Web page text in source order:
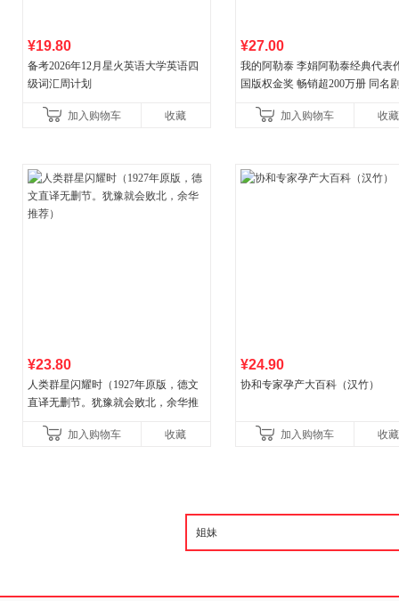
¥19.80
备考2026年12月星火英语大学英语四
级词汇周计划
加入购物车 收藏
¥27.00
我的阿勒泰 李娟阿勒泰经典代表
国版权金奖 畅销超200万册 同名
加入购物车
收藏
¥23.80
人类群星闪耀时（1927年原版，德文
直译无删节。犹豫就会败北，余华推
加入购物车
收藏
¥24.90
协和专家孕产大百科（汉竹）
加入购物车 收藏